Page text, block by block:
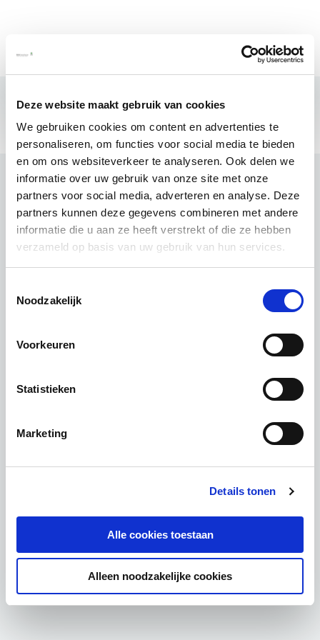
Deze website maakt gebruik van cookies
We gebruiken cookies om content en advertenties te
personaliseren, om functies voor social media te bieden
en om ons websiteverkeer te analyseren. Ook delen we
informatie over uw gebruik van onze site met onze
partners voor social media, adverteren en analyse. Deze
partners kunnen deze gegevens combineren met andere
informatie die u aan ze heeft verstrekt of die ze hebben
verzameld op basis van uw gebruik van hun services.
Noodzakelijk
Voorkeuren
Statistieken
Marketing
Details tonen
Alle cookies toestaan
Alleen noodzakelijke cookies